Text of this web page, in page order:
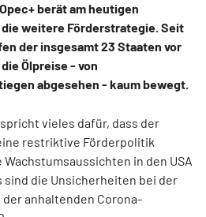
berät am heutigen
weitere Förderstrategie. Seit
der insgesamt 23 Staaten vor
Ölpreise - von
abgesehen - kaum bewegt.
vieles dafür, dass der
restriktive Förderpolitik
in den USA
sind die Unsicherheiten bei der
anhaltenden Corona-